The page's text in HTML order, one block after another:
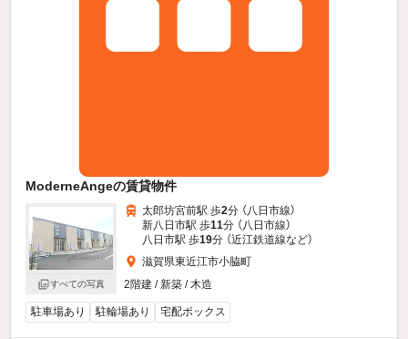
ModerneAngeの賃貸物件
すべての写真
太郎坊宮前駅 歩2分 （八日市線）
新八日市駅 歩11分 （八日市線）
八日市駅 歩19分 （近江鉄道線など）
滋賀県東近江市小脇町
2階建 / 新築 / 木造
駐車場あり 駐輪場あり 宅配ボックス